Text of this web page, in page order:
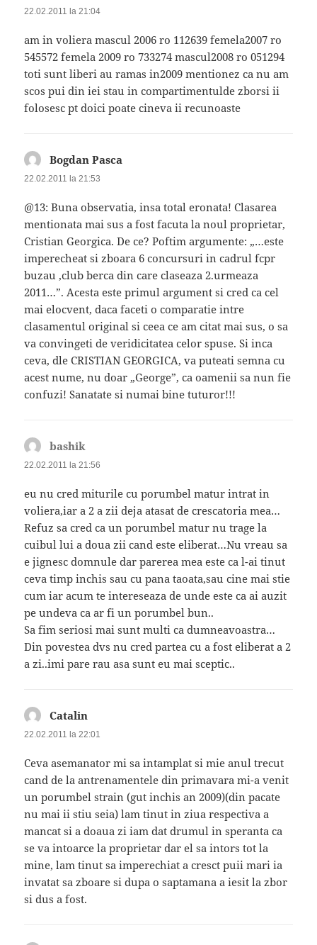
22.02.2011 la 21:04
am in voliera mascul 2006 ro 112639 femela2007 ro
545572 femela 2009 ro 733274 mascul2008 ro 051294
toti sunt liberi au ramas in2009 mentionez ca nu am
scos pui din iei stau in compartimentulde zborsi ii
folosesc pt doici poate cineva ii recunoaste
Bogdan Pasca
22.02.2011 la 21:53
@13: Buna observatia, insa total eronata! Clasarea
mentionata mai sus a fost facuta la noul proprietar,
Cristian Georgica. De ce? Poftim argumente: „…este
imperecheat si zboara 6 concursuri in cadrul fcpr
buzau ,club berca din care claseaza 2.urmeaza
2011…”. Acesta este primul argument si cred ca cel
mai elocvent, daca faceti o comparatie intre
clasamentul original si ceea ce am citat mai sus, o sa
va convingeti de veridicitatea celor spuse. Si inca
ceva, dle CRISTIAN GEORGICA, va puteati semna cu
acest nume, nu doar „George”, ca oamenii sa nun fie
confuzi! Sanatate si numai bine tuturor!!!
bashik
22.02.2011 la 21:56
eu nu cred miturile cu porumbel matur intrat in
voliera,iar a 2 a zii deja atasat de crescatoria mea…
Refuz sa cred ca un porumbel matur nu trage la
cuibul lui a doua zii cand este eliberat…Nu vreau sa
e jignesc domnule dar parerea mea este ca l-ai tinut
ceva timp inchis sau cu pana taoata,sau cine mai stie
cum iar acum te intereseaza de unde este ca ai auzit
pe undeva ca ar fi un porumbel bun..
Sa fim seriosi mai sunt multi ca dumneavoastra…
Din povestea dvs nu cred partea cu a fost eliberat a 2
a zi..imi pare rau asa sunt eu mai sceptic..
Catalin
22.02.2011 la 22:01
Ceva asemanator mi sa intamplat si mie anul trecut
cand de la antrenamentele din primavara mi-a venit
un porumbel strain (gut inchis an 2009)(din pacate
nu mai ii stiu seia) lam tinut in ziua respectiva a
mancat si a doaua zi iam dat drumul in speranta ca
se va intoarce la proprietar dar el sa intors tot la
mine, lam tinut sa imperechiat a cresct puii mari ia
invatat sa zboare si dupa o saptamana a iesit la zbor
si dus a fost.